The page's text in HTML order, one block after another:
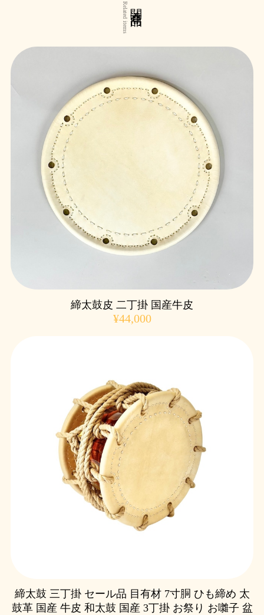
Related items
締太鼓皮 二丁掛 国産牛皮
¥44,000
締太鼓 三丁掛 セール品 目有材 7寸胴 ひも締め 太
鼓革 国産 牛皮 和太鼓 国産 3丁掛 お祭り お囃子 盆